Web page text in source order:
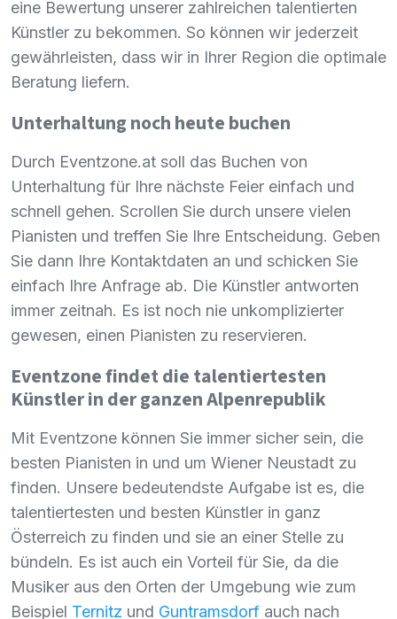
eine Bewertung unserer zahlreichen talentierten
Künstler zu bekommen. So können wir jederzeit
gewährleisten, dass wir in Ihrer Region die optimale
Beratung liefern.
Unterhaltung noch heute buchen
Durch Eventzone.at soll das Buchen von
Unterhaltung für Ihre nächste Feier einfach und
schnell gehen. Scrollen Sie durch unsere vielen
Pianisten und treffen Sie Ihre Entscheidung. Geben
Sie dann Ihre Kontaktdaten an und schicken Sie
einfach Ihre Anfrage ab. Die Künstler antworten
immer zeitnah. Es ist noch nie unkomplizierter
gewesen, einen Pianisten zu reservieren.
Eventzone findet die talentiertesten
Künstler in der ganzen Alpenrepublik
Mit Eventzone können Sie immer sicher sein, die
besten Pianisten in und um Wiener Neustadt zu
finden. Unsere bedeutendste Aufgabe ist es, die
talentiertesten und besten Künstler in ganz
Österreich zu finden und sie an einer Stelle zu
bündeln. Es ist auch ein Vorteil für Sie, da die
Musiker aus den Orten der Umgebung wie zum
Beispiel Ternitz und Guntramsdorf auch nach